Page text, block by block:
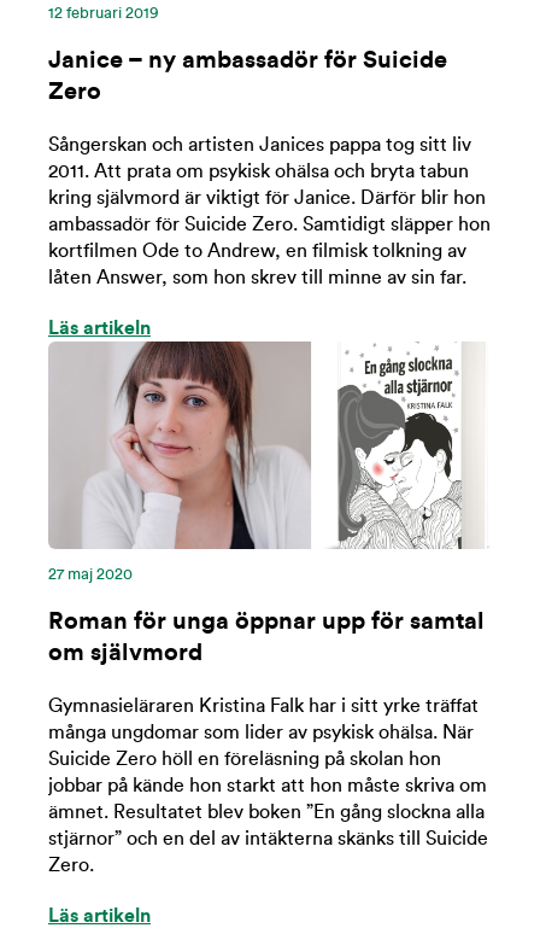
12 februari 2019
Janice – ny ambassadör för Suicide
Zero
Sångerskan och artisten Janices pappa tog sitt liv
2011. Att prata om psykisk ohälsa och bryta tabun
kring självmord är viktigt för Janice. Därför blir hon
ambassadör för Suicide Zero. Samtidigt släpper hon
kortfilmen Ode to Andrew, en filmisk tolkning av
låten Answer, som hon skrev till minne av sin far.
Läs artikeln
27 maj 2020
Roman för unga öppnar upp för samtal
om självmord
Gymnasieläraren Kristina Falk har i sitt yrke träffat
många ungdomar som lider av psykisk ohälsa. När
Suicide Zero höll en föreläsning på skolan hon
jobbar på kände hon starkt att hon måste skriva om
ämnet. Resultatet blev boken ”En gång slockna alla
stjärnor” och en del av intäkterna skänks till Suicide
Zero.
Läs artikeln